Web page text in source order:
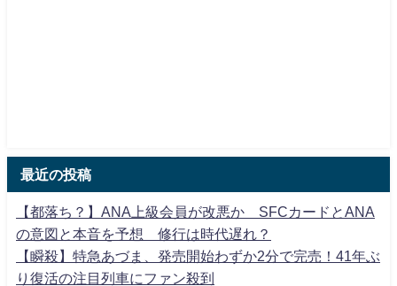
最近の投稿
【都落ち？】ANA上級会員が改悪か SFCカードとANA
の意図と本音を予想 修行は時代遅れ？
【瞬殺】特急あづま、発売開始わずか2分で完売！41年ぶ
り復活の注目列車にファン殺到